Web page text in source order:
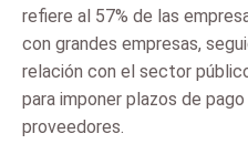
refiere al 57% de las
con grandes empresas,
relación con el sector
para imponer plazos de
proveedores.